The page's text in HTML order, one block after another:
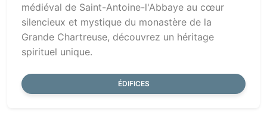
médiéval de Saint-Antoine-l'Abbaye au cœur
silencieux et mystique du monastère de la
Grande Chartreuse, découvrez un héritage
spirituel unique.
ÉDIFICES